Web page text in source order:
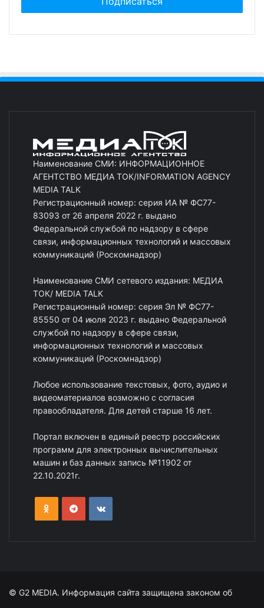
Наименование СМИ: ИНФОРМАЦИОННОЕ
АГЕНТСТВО МЕДИА ТОК/INFORMATION AGENCY
MEDIA TALK
Регистрационный номер: серия ИА № ФС77-
83093 от 26 апреля 2022 г. выдано
Федеральной службой по надзору в сфере
связи, информационных технологий и массовых
коммуникаций (Роскомнадзор)
Наименование СМИ сетевого издания: МЕДИА
ТОК/ MEDIA TALK
Регистрационный номер: серия Эл № ФС77-
85550 от 04 июля 2023 г. выдано Федеральной
службой по надзору в сфере связи,
информационных технологий и массовых
коммуникаций (Роскомнадзор)
Любое использование текстовых, фото, аудио и
видеоматериалов возможно с согласия
правообладателя. Для детей старше 16 лет.
Портал включен в единый реестр российских
программ для электронных вычислительных
машин и баз данных запись №11902 от
22.10.2021г.
© G2 MEDIA. Информация сайта защищена законом об